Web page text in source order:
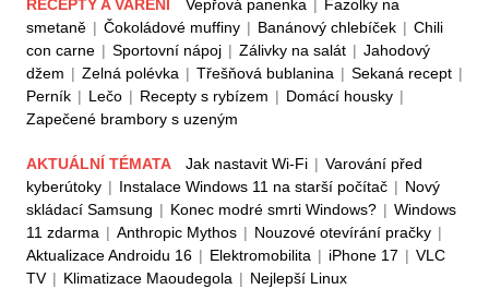
RECEPTY A VAŘENÍ Vepřová panenka | Fazolky na
smetaně | Čokoládové muffiny | Banánový chlebíček | Chili
con carne | Sportovní nápoj | Zálivky na salát | Jahodový
džem | Zelná polévka | Třešňová bublanina | Sekaná recept |
Perník | Lečo | Recepty s rybízem | Domácí housky |
Zapečené brambory s uzeným
AKTUÁLNÍ TÉMATA Jak nastavit Wi-Fi | Varování před
kyberútoky | Instalace Windows 11 na starší počítač | Nový
skládací Samsung | Konec modré smrti Windows? | Windows
11 zdarma | Anthropic Mythos | Nouzové otevírání pračky |
Aktualizace Androidu 16 | Elektromobilita | iPhone 17 | VLC
TV | Klimatizace Maoudegola | Nejlepší Linux